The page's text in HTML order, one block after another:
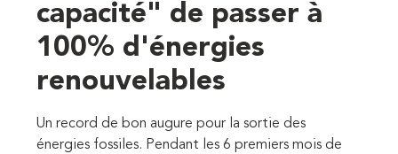
capacité" de passer à
100% d'énergies
renouvelables
Un record de bon augure pour la sortie des
énergies fossiles. Pendant les 6 premiers mois de